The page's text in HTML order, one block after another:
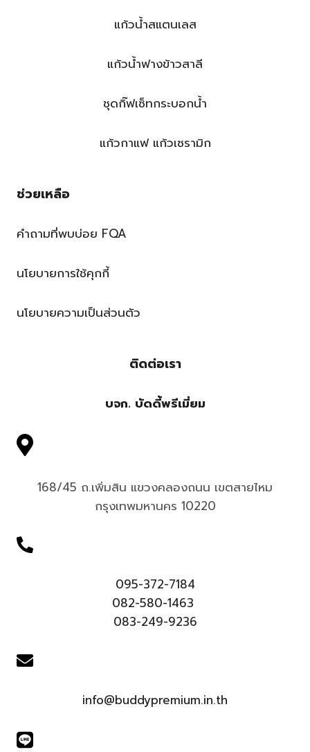
แก้วน้ำสแตนเลส
แก้วน้ำฟางข้าวสาลี
ชุดกิ๊ฟเซ็ทกระบอกน้ำ
แก้วกาแฟ แก้วเซรามิก
ช่วยเหลือ
คำถามที่พบบ่อย FQA
นโยบายการใช้คุกกี้
นโยบายความเป็นส่วนตัว
ติดต่อเรา
บจก. บัดดี้พรีเมี่ยม
168/45 ถ.เพิ่มสิน แขวงคลองถนน เขตสายไหม
กรุงเทพมหานคร 10220
095-372-7184
082-580-1463
083-249-9236
info@buddypremium.in.th